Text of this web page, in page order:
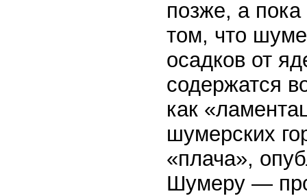
позже, а
том, что
осадков от
содержатся
как
шумерских
«плача»,
Шумеру —